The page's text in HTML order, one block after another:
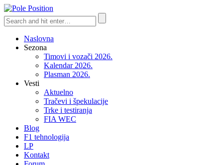
Naslovna
Sezona
Timovi i vozači 2026.
Kalendar 2026.
Plasman 2026.
Vesti
Aktuelno
Tračevi i špekulacije
Trke i testiranja
FIA WEC
Blog
F1 tehnologija
LP
Kontakt